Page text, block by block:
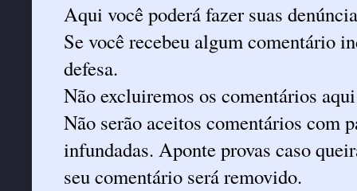
Aqui você poderá fazer suas
Se você recebeu algum comentário
defesa.
Não excluiremos os comentários
Não serão aceitos comentários com
infundadas. Aponte provas caso
seu comentário será removido.